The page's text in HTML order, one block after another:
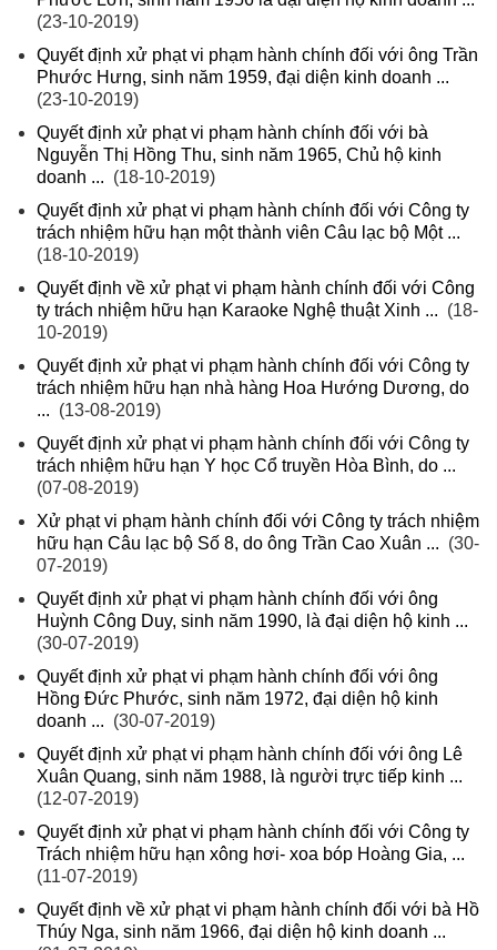
(23-10-2019)
Quyết định xử phạt vi phạm hành chính đối với ông Trần
Phước Hưng, sinh năm 1959, đại diện kinh doanh ...
(23-10-2019)
Quyết định xử phạt vi phạm hành chính đối với bà
Nguyễn Thị Hồng Thu, sinh năm 1965, Chủ hộ kinh
doanh ... (18-10-2019)
Quyết định xử phạt vi phạm hành chính đối với Công ty
trách nhiệm hữu hạn một thành viên Câu lạc bộ Một ...
(18-10-2019)
Quyết định về xử phạt vi phạm hành chính đối với Công
ty trách nhiệm hữu hạn Karaoke Nghệ thuật Xinh ... (18-
10-2019)
Quyết định xử phạt vi phạm hành chính đối với Công ty
trách nhiệm hữu hạn nhà hàng Hoa Hướng Dương, do
... (13-08-2019)
Quyết định xử phạt vi phạm hành chính đối với Công ty
trách nhiệm hữu hạn Y học Cổ truyền Hòa Bình, do ...
(07-08-2019)
Xử phạt vi phạm hành chính đối với Công ty trách nhiệm
hữu hạn Câu lạc bộ Số 8, do ông Trần Cao Xuân ... (30-
07-2019)
Quyết định xử phạt vi phạm hành chính đối với ông
Huỳnh Công Duy, sinh năm 1990, là đại diện hộ kinh ...
(30-07-2019)
Quyết định xử phạt vi phạm hành chính đối với ông
Hồng Đức Phước, sinh năm 1972, đại diện hộ kinh
doanh ... (30-07-2019)
Quyết định xử phạt vi phạm hành chính đối với ông Lê
Xuân Quang, sinh năm 1988, là người trực tiếp kinh ...
(12-07-2019)
Quyết định xử phạt vi phạm hành chính đối với Công ty
Trách nhiệm hữu hạn xông hơi- xoa bóp Hoàng Gia, ...
(11-07-2019)
Quyết định về xử phạt vi phạm hành chính đối với bà Hồ
Thúy Nga, sinh năm 1966, đại diện hộ kinh doanh ...